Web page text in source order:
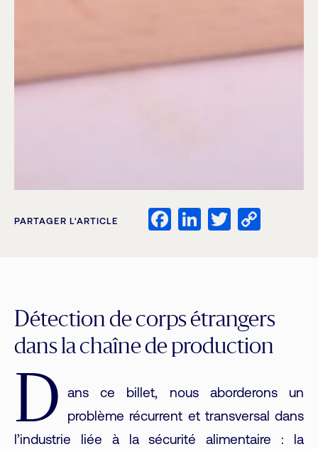
PARTAGER L'ARTICLE Facebook
LinkedIn
Twitter
Détection de corps étrangers
dans la chaîne de production
D
ans ce billet, nous aborderons un
problème récurrent et transversal dans
l’industrie liée à la sécurité alimentaire : la